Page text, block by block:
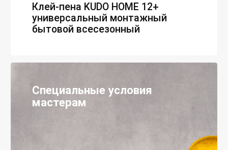
Клей-пена KUDO HOME 12+
универсальный монтажный
бытовой всесезонный
Специальные условия
мастерам